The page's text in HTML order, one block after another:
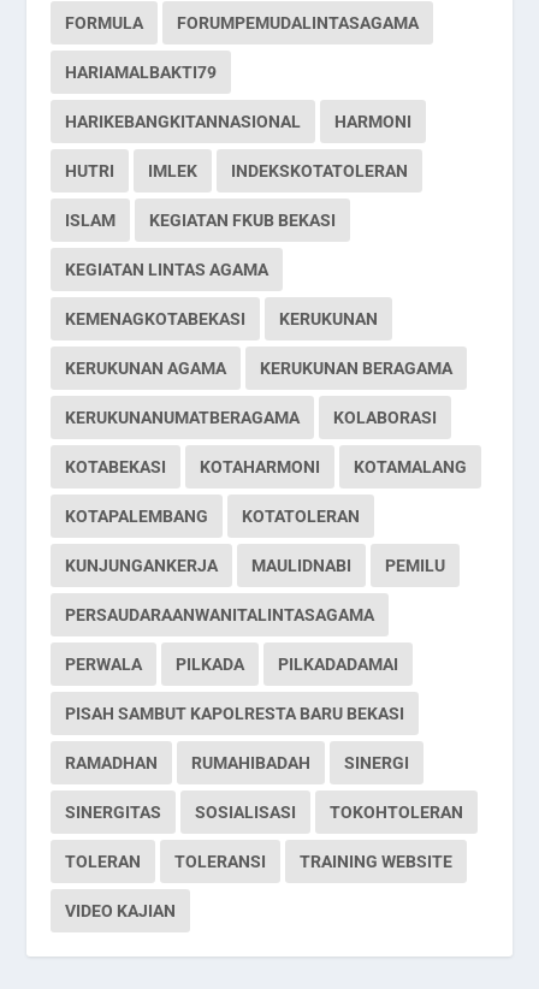
FORMULA FORUMPEMUDALINTASAGAMA
HARIAMALBAKTI79
HARIKEBANGKITANNASIONAL HARMONI
HUTRI IMLEK INDEKSKOTATOLERAN
ISLAM KEGIATAN FKUB BEKASI
KEGIATAN LINTAS AGAMA
KEMENAGKOTABEKASI KERUKUNAN
KERUKUNAN AGAMA KERUKUNAN BERAGAMA
KERUKUNANUMATBERAGAMA KOLABORASI
KOTABEKASI KOTAHARMONI KOTAMALANG
KOTAPALEMBANG KOTATOLERAN
KUNJUNGANKERJA MAULIDNABI PEMILU
PERSAUDARAANWANITALINTASAGAMA
PERWALA PILKADA PILKADADAMAI
PISAH SAMBUT KAPOLRESTA BARU BEKASI
RAMADHAN RUMAHIBADAH SINERGI
SINERGITAS SOSIALISASI TOKOHTOLERAN
TOLERAN TOLERANSI TRAINING WEBSITE
VIDEO KAJIAN